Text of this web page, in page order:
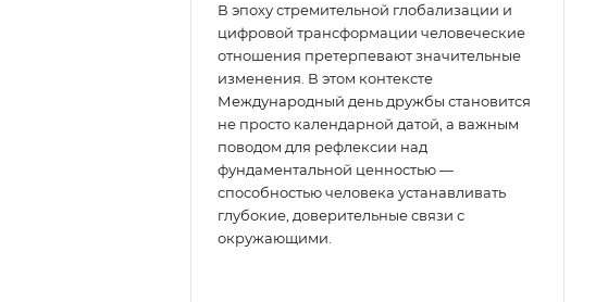
В эпоху стремительной глобализации и
цифровой трансформации человеческие
отношения претерпевают значительные
изменения. В этом контексте
Международный день дружбы становится
не просто календарной датой, а важным
поводом для рефлексии над
фундаментальной ценностью —
способностью человека устанавливать
глубокие, доверительные связи с
окружающими.